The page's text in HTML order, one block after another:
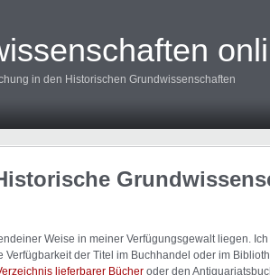
in den Historischen Grundwissenschaften
Weise in meiner Verfügungsgewalt liegen.
der Titel im Buchhandel oder im
lieferbarer Bücher oder den